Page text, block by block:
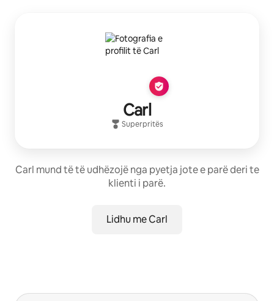
Carl
Superpritës
Carl mund të të udhëzojë nga pyetja jote e parë deri te
klienti i parë.
Lidhu me Carl